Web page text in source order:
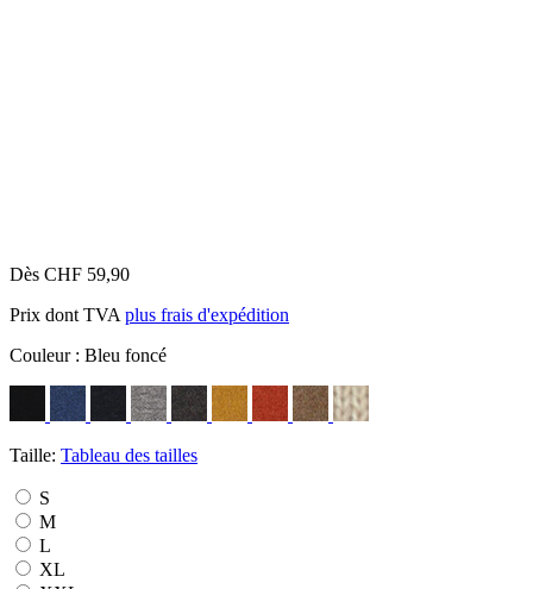
Dès CHF 59,90
Prix dont TVA plus frais d'expédition
Couleur : Bleu foncé
Taille: Tableau des tailles
S
M
L
XL